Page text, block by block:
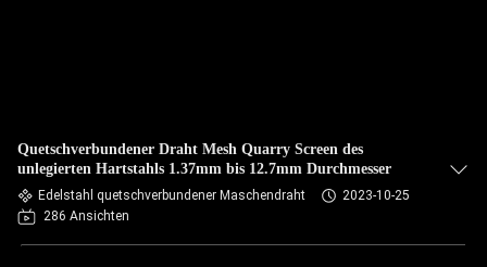
Quetschverbundener Draht Mesh Quarry Screen des
unlegierten Hartstahls 1.37mm bis 12.7mm Durchmesser
Edelstahl quetschverbundener Maschendraht
2023-10-25
286 Ansichten